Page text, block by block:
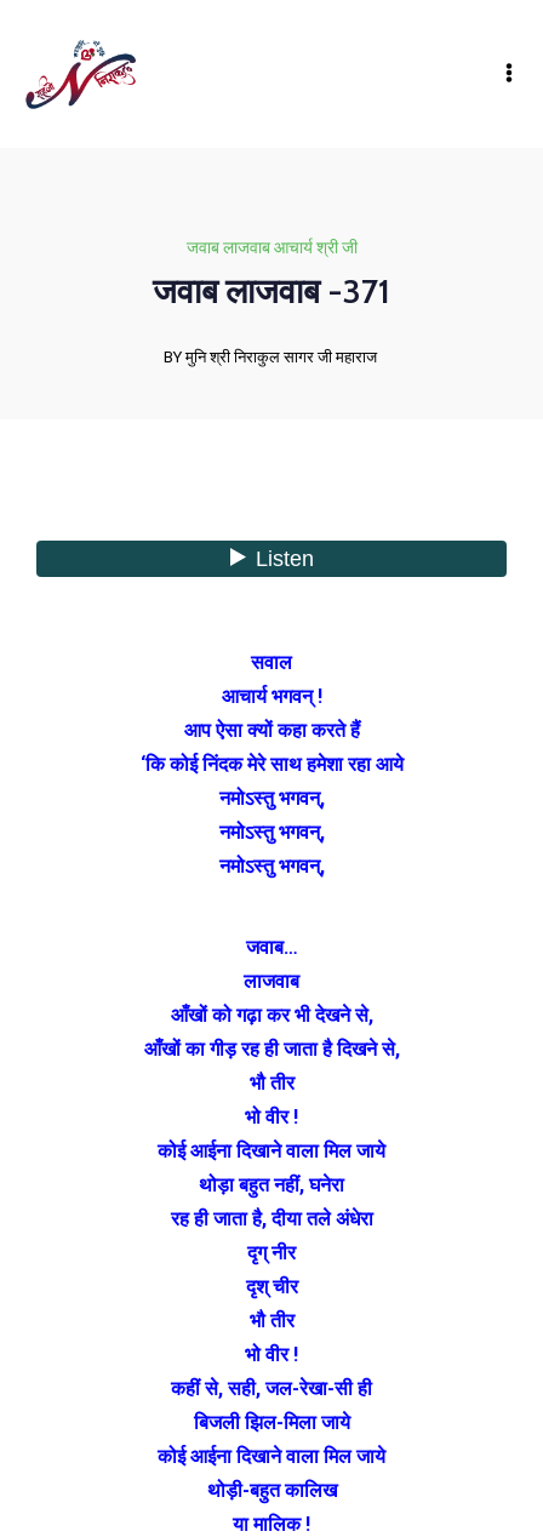
जवाब लाजवाब आचार्य श्री जी
जवाब लाजवाब -371
BY मुनि श्री निराकुल सागर जी महाराज
सवाल
आचार्य भगवन् !
आप ऐसा क्यों कहा करते हैं
‘कि कोई निंदक मेरे साथ हमेशा रहा आये
नमोऽस्तु भगवन्,
नमोऽस्तु भगवन्,
नमोऽस्तु भगवन्,
जवाब…
लाजवाब
आँखों को गढ़ा कर भी देखने से,
आँखों का गीड़ रह ही जाता है दिखने से,
भौ तीर
भो वीर !
कोई आईना दिखाने वाला मिल जाये
थोड़ा बहुत नहीं, घनेरा
रह ही जाता है, दीया तले अंधेरा
दृग् नीर
दृश् चीर
भौ तीर
भो वीर !
कहीं से, सही, जल-रेखा-सी ही
बिजली झिल-मिला जाये
कोई आईना दिखाने वाला मिल जाये
थोड़ी-बहुत कालिख
या मालिक !